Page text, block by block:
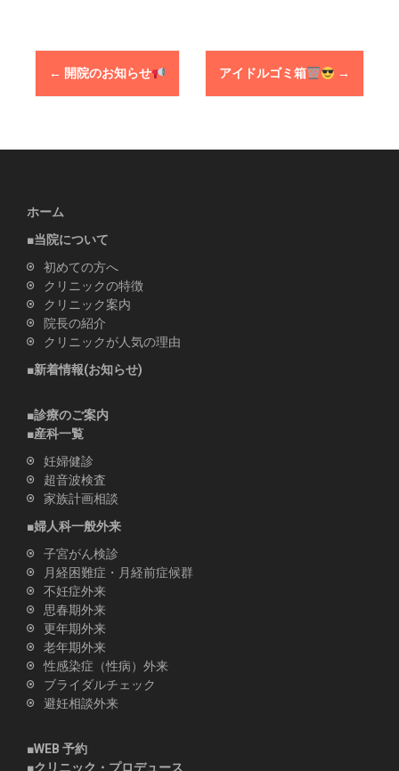
t
a
v
g
a
o
n
← 開院のお知らせ アイドルゴミ箱 →
ホーム
■当院について
初めての方へ
クリニックの特徴
クリニック案内
院長の紹介
クリニックが人気の理由
■新着情報(お知らせ)
■診療のご案内
■産科一覧
妊婦健診
超音波検査
家族計画相談
■婦人科一般外来
子宮がん検診
月経困難症・月経前症候群
不妊症外来
思春期外来
更年期外来
老年期外来
性感染症（性病）外来
ブライダルチェック
避妊相談外来
■WEB 予約
■クリニック・プロデュース